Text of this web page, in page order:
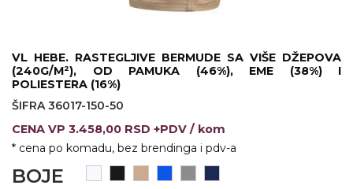
ŠIBICA
JAKNE I PRSLUCI
HYGIENIC KOLEKCIJA
OKOVRATNE ID TRAKICE
VL HEBE. RASTEGLJIVE BERMUDE SA VIŠE DŽEPOVA
(240G/M²), OD PAMUKA (46%), EME (38%) I
POLIESTERA (16%)
ŠIFRA 36017-150-50
CENA VP 3.458,00 RSD +PDV / kom
* cena po komadu, bez brendinga i pdv-a
BOJE